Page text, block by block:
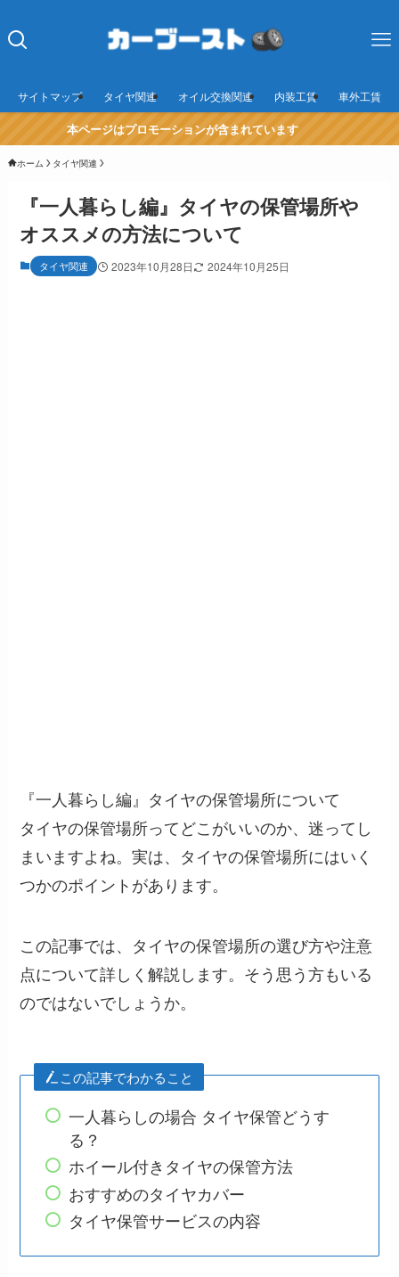
サイトマップ タイヤ関連 オイル交換関連 内装工賃 車外工賃
本ページはプロモーションが含まれています
ホーム タイヤ関連
『一人暮らし編』タイヤの保管場所や
オススメの方法について
タイヤ関連 2023年10月28日 2024年10月25日
『一人暮らし編』タイヤの保管場所について
タイヤの保管場所ってどこがいいのか、迷ってし
まいますよね。実は、タイヤの保管場所にはいく
つかのポイントがあります。
この記事では、タイヤの保管場所の選び方や注意
点について詳しく解説します。そう思う方もいる
のではないでしょうか。
この記事でわかること
一人暮らしの場合 タイヤ保管どうす
る？
ホイール付きタイヤの保管方法
おすすめのタイヤカバー
タイヤ保管サービスの内容